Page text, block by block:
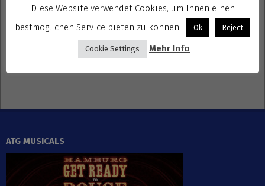
Gewinnspiele kostenlos seriös
ATG MUSICALS
Diese Website verwendet Cookies, um Ihnen einen
bestmöglichen Service bieten zu können.
Ok Reject
Cookie Settings Mehr Info